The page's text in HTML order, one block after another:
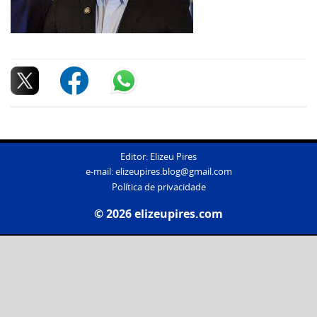
Editor: Elizeu Pires
e-mail:elizeupires.blog@gmail.com
Política de privacidade
© 2026 elizeupires.com